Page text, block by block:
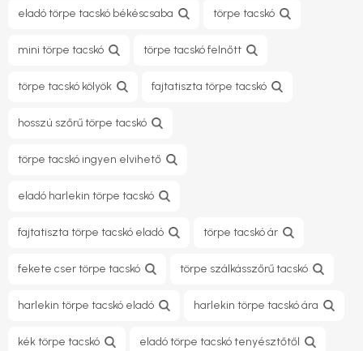
eladó törpe tacskó békéscsaba törpe tacskó
mini törpe tacskó törpe tacskó felnőtt​
törpe tacskó kölyök fajtatiszta törpe tacskó
hosszú szőrű törpe tacskó
törpe tacskó ingyen elvihető
eladó harlekin törpe tacskó
fajtatiszta törpe tacskó eladó törpe tacskó ár
fekete cser törpe tacskó törpe szálkásszőrű tacskó
harlekin törpe tacskó eladó harlekin törpe tacskó ára
kék törpe tacskó eladó törpe tacskó tenyésztőtől